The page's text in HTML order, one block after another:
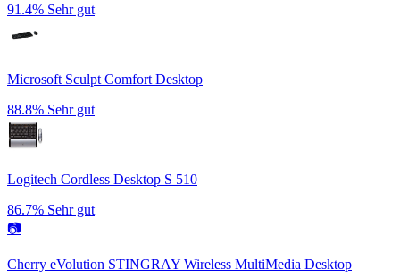
91.4% Sehr gut
Microsoft Sculpt Comfort Desktop
88.8% Sehr gut
Logitech Cordless Desktop S 510
86.7% Sehr gut
📷
Cherry eVolution STINGRAY Wireless MultiMedia Desktop